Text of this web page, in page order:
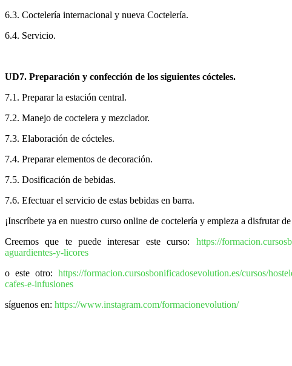
6.3. Coctelería internacional y nueva Coctelería.
6.4. Servicio.
UD7. Preparación y confección de los siguientes cócteles.
7.1. Preparar la estación central.
7.2. Manejo de coctelera y mezclador.
7.3. Elaboración de cócteles.
7.4. Preparar elementos de decoración.
7.5. Dosificación de bebidas.
7.6. Efectuar el servicio de estas bebidas en barra.
¡Inscríbete ya en nuestro curso online de coctelería y empieza a disfrutar
Creemos que te puede interesar este curso: https://
aguardientes-y-licores
o este otro: https://formacion.cursosbonificadosevolution.es/cursos/
cafes-e-infusiones
síguenos en: https://www.instagram.com/formacionevolution/